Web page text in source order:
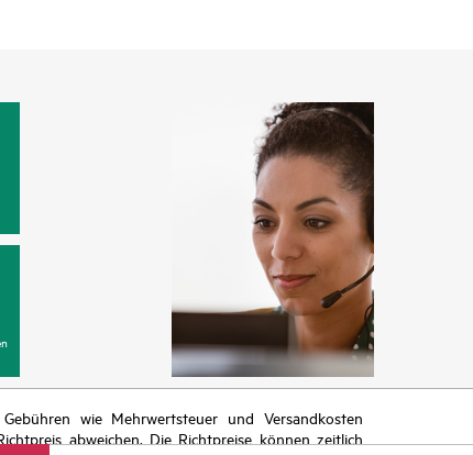
wie Mehrwertsteuer und Versandkosten
abweichen. Die Richtpreise können zeitlich